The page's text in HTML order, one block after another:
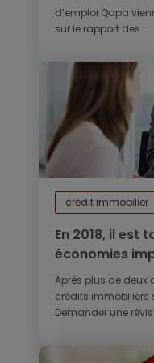
d’emploi Qapa
sur le rapport des...
crédit immobilier
En 2018, il est
économies
prêt
Après plus de deux
crédits immobiliers
Demander une